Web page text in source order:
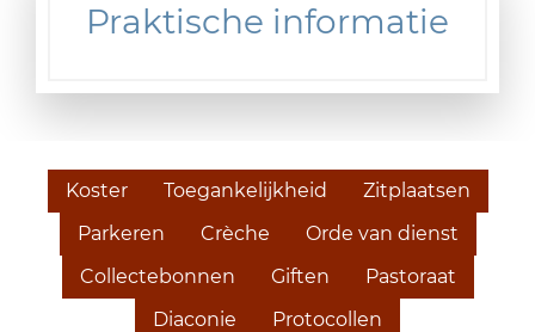
Praktische informatie
Koster Toegankelijkheid
Zitplaatsen
Parkeren
Crèche
Orde van dienst
Collectebonnen
Giften
Pastoraat
Diaconie
Protocollen